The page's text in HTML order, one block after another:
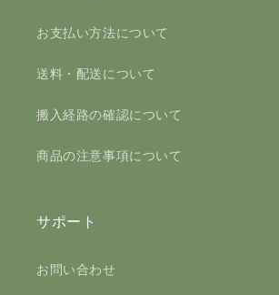
お支払い方法について
送料・配送について
搬入経路の確認について
商品の注意事項について
サポート
お問い合わせ